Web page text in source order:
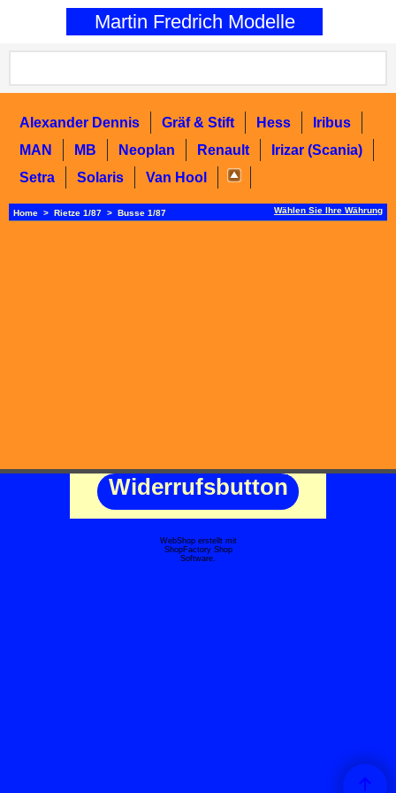
Martin Fredrich Modelle
Alexander Dennis Gräf & Stift Hess
Iribus
MAN
MB Neoplan Renault
Irizar (Scania)
Setra
Solaris Van Hool
Home > Rietze 1/87 > Busse 1/87 Wählen Sie Ihre Währung
Widerrufsbutton
WebShop erstellt mit
ShopFactory Shop
Software.